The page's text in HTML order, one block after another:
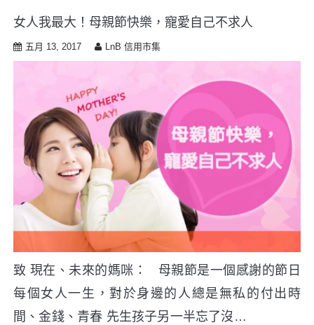
女人我最大！母親節快樂，寵愛自己不求人
五月 13, 2017 LnB 信用市集
致 現在、未來的媽咪： 母親節是一個感謝的節日
每個女人一生，對於身邊的人總是無私的付出時
間、金錢、青春 先生孩子另一半忘了沒…